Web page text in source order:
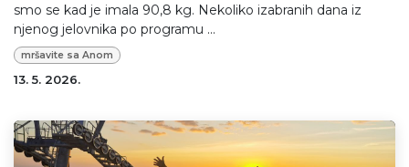
smo se kad je imala 90,8 kg. Nekoliko izabranih dana iz
njenog jelovnika po programu ...
mršavite sa Anom
13. 5. 2026.